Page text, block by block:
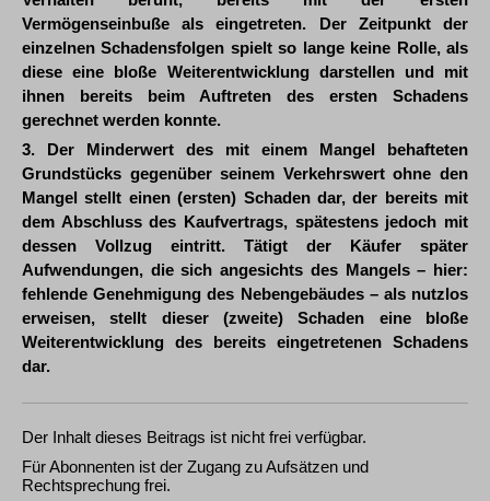
Vermögenseinbuße als eingetreten. Der Zeitpunkt der
einzelnen Schadensfolgen spielt so lange keine Rolle, als
diese eine bloße Weiterentwicklung darstellen und mit
ihnen bereits beim Auftreten des ersten Schadens
gerechnet werden konnte.
3. Der Minderwert des mit einem Mangel behafteten
Grundstücks gegenüber seinem Verkehrswert ohne den
Mangel stellt einen (ersten) Schaden dar, der bereits mit
dem Abschluss des Kaufvertrags, spätestens jedoch mit
dessen Vollzug eintritt. Tätigt der Käufer später
Aufwendungen, die sich angesichts des Mangels – hier:
fehlende Genehmigung des Nebengebäudes – als nutzlos
erweisen, stellt dieser (zweite) Schaden eine bloße
Weiterentwicklung des bereits eingetretenen Schadens
dar.
Der Inhalt dieses Beitrags ist nicht frei verfügbar.
Für Abonnenten ist der Zugang zu Aufsätzen und
Rechtsprechung frei.